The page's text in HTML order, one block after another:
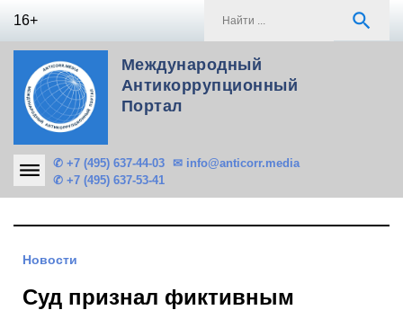
16+ search
Международный
Антикоррупционный
Портал
✆ +7 (495) 637-44-03
✆ +7 (495) 637-53-41
✉ info@anticorr.media
Новости
Суд признал фиктивным